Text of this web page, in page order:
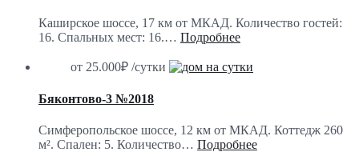
Каширское шоссе, 17 км от МКАД. Количество гостей:
16. Спальных мест: 16.… Подробнее
от 25.000₽ /сутки
Бяконтово-3 №2018
Симферопольское шоссе, 12 км от МКАД. Коттедж 260
м². Спален: 5. Количество… Подробнее